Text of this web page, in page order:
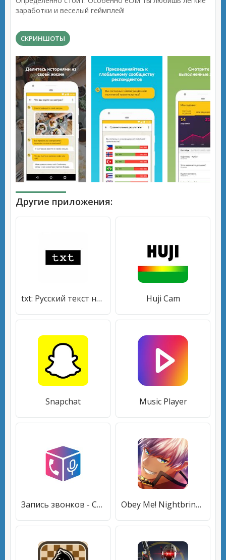
заработки и веселый геймплей!
СКРИНШОТЫ
Другие приложения:
txt: Русский текст на фото Huji Cam
Snapchat Music Player
Запись звонков - Cube ACR Obey Me! Nightbringer